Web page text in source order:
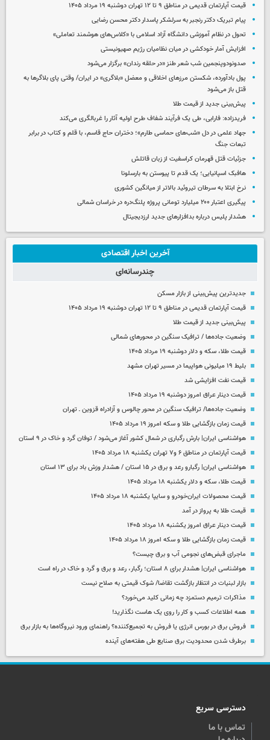
قیمت آپارتمان قدیمی در مناطق ۹ تا ۱۲ تهران دوشنبه ۱۹ مرداد ۱۴۰۵
پیام تبریک دکتر رنجبر به سرلشکر پاسدار دکتر محسن رضایی
تحول در نظام آموزشی دانشگاه آزاد اسلامی با «کلاس‌های هوشمند تعاملی»
افزایش آمار خودکشی در میان نظامیان رژیم صهیونیستی
صدونودوپنجمین شب شعر طنز «در حلقه رندان» برگزار می‌شود
پول بادآورده، شکستن مرزهای اخلاقی و معضل «بلاگری» در ایران/ وقتی پای بلاگرها به
قتل باز می‌شود
پیش‌بینی جدید از قیمت طلا
فریدزاده: فارابی، طی یک فرآیند شفاف طرح اولیه آثار را غربالگری می‌کند
جهاد علمی در دل «شب‌های حماسی طارم»؛ دختران حاج قاسم، با قلم و کتاب در برابر
تبعات جنگ
جزئیات قتل قهرمان کراسفیت از زبان قاتلش
هافبک اسپانیایی؛ یک قدم تا پیوستن به بارسلونا
نرخ ابتلا به سرطان تیروئید بالاتر از میانگین کشوری
پیگیری اعتبار ۲۰۰ میلیارد تومانی پروژه پلنگ‌دره در خراسان شمالی
هشدار پلیس درباره بدافزارهای جدید ارزدیجیتال
آخرین اخبار اقتصادی
چندرسانه‌ای
جدیدترین پیش‌بینی از بازار مسکن
قیمت آپارتمان قدیمی در مناطق ۹ تا ۱۲ تهران دوشنبه ۱۹ مرداد ۱۴۰۵
پیش‌بینی جدید از قیمت طلا
وضعیت جاده‌ها / ترافیک سنگین در محورهای شمالی
قیمت طلا، سکه و دلار دوشنبه ۱۹ مرداد ۱۴۰۵
بلیط ۱۹ میلیونی هواپیما در مسیر تهران مشهد
قیمت نفت افزایشی شد
قیمت دینار عراق امروز دوشنبه ۱۹ مرداد ۱۴۰۵
وضعیت جاده‌ها/ ترافیک سنگین در محور چالوس و آزادراه قزوین ـ تهران
قیمت زمان بازگشایی طلا و سکه امروز ۱۹ مرداد ۱۴۰۵
هواشناسی ایران| بارش رگباری در شمال کشور آغاز می‌شود / توفان گرد و خاک در ۹ استان
قیمت آپارتمان در مناطق ۶ و۷ تهران یکشنبه ۱۸ مرداد ۱۴۰۵
هواشناسی ایران| رگبارو رعد و برق در ۱۵ استان / هشدار وزش باد برای ۱۳ استان‌
قیمت طلا، سکه و دلار یکشنبه ۱۸ مرداد ۱۴۰۵
قیمت محصولات ایران‌خودرو و سایپا یکشنبه ۱۸ مرداد ۱۴۰۵
قیمت طلا به پرواز در آمد
قیمت دینار عراق امروز یکشنبه ۱۸ مرداد ۱۴۰۵
قیمت زمان بازگشایی طلا و سکه امروز ۱۸ مرداد ۱۴۰۵
ماجرای قبض‌های نجومی آب و برق چیست؟
هواشناسی ایران| هشدار برای ۸ استان؛ رگبار، رعد و برق و گرد و خاک در راه است
بازار لبنیات در انتظار بازگشت تقاضا/ شوک قیمتی به صلاح نیست
مذاکرات ترمیم دستمزد چه زمانی کلید می‌خورد؟
همه اطلاعات کسب‌ و کار را روی یک هاست نگذارید!
فروش برق در بورس انرژی یا فروش به تجمیع‌کننده؟ راهنمای ورود نیروگاه‌ها به بازار برق
برطرف شدن محدودیت‌ برق صنایع طی هفته‌های آینده
دسترسی سریع
تماس با ما